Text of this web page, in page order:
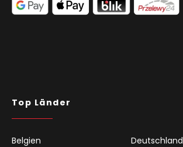
Top Länder
Belgien
Deutschland